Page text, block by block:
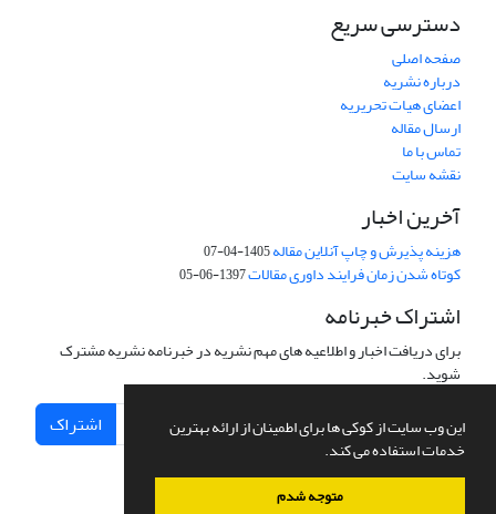
این وب سایت از کوکی ها برای اطمینان از ارائه بهترین
خدمات استفاده می کند.
متوجه شدم
دسترسی سریع
صفحه اصلی
درباره نشریه
اعضای هیات تحریریه
ارسال مقاله
تماس با ما
نقشه سایت
آخرین اخبار
هزینه پذیرش و چاپ آنلاین مقاله1405-04-07
کوتاه شدن زمان فرایند داوری مقالات1397-06-05
اشتراک خبرنامه
برای دریافت اخبار و اطلاعیه های مهم نشریه در خبرنامه نشریه مشترک
شوید.
اشتراک